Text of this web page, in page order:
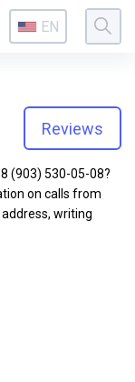
EN
Reviews
(903) 530-05-08?
on calls from
writing